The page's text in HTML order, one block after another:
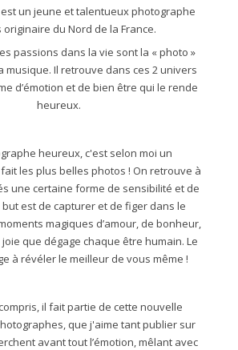
est un jeune et talentueux photographe
du Nord de la France.
passions dans la vie sont la « photo »
musique. Il retrouve dans ces 2 univers
d’émotion et de bien être qui le rende
heureux.
heureux, c'est selon moi un
les plus belles photos ! On retrouve à
une certaine forme de sensibilité et de
est de capturer et de figer dans le
magiques d’amour, de bonheur,
que dégage chaque être humain. Le
à révéler le meilleur de vous même !
il fait partie de cette nouvelle
que j'aime tant publier sur
avant tout l’émotion, mêlant avec